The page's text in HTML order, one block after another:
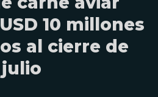
10 millones
al cierre de
julio